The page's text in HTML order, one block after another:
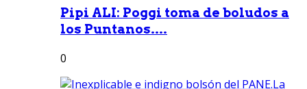
Pipi ALI: Poggi toma de boludos a
los Puntanos....
0